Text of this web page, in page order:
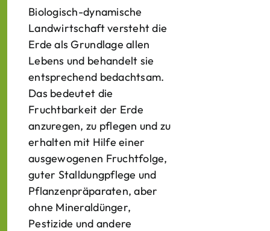
Biologisch-dynamische
Landwirtschaft versteht die
Erde als Grundlage allen
Lebens und behandelt sie
entsprechend bedachtsam.
Das bedeutet die
Fruchtbarkeit der Erde
anzuregen, zu pflegen und zu
erhalten mit Hilfe einer
ausgewogenen Fruchtfolge,
guter Stalldungpflege und
Pflanzenpräparaten, aber
ohne Mineraldünger,
Pestizide und andere